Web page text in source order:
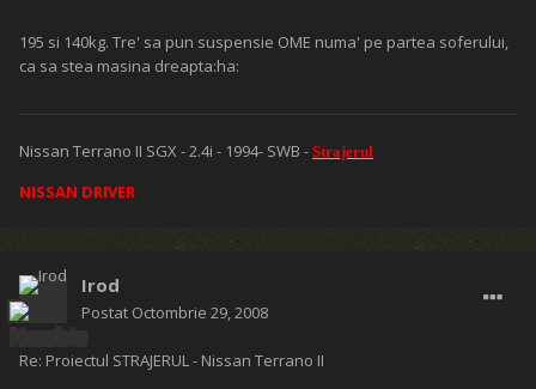
195 si 140kg. Tre' sa pun suspensie OME numa' pe partea soferului,
ca sa stea masina dreapta:ha:
Nissan Terrano II SGX - 2.4i - 1994- SWB - Strajerul
NISSAN DRIVER
Irod
Postat Octombrie 29, 2008
Re: Proiectul STRAJERUL - Nissan Terrano II